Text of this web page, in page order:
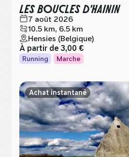
LES BOUCLES D'HAININ
7 août 2026
10.5 km, 6.5 km
Hensies (Belgique)
À partir de 3,00 €
Running Marche
Achat instantané